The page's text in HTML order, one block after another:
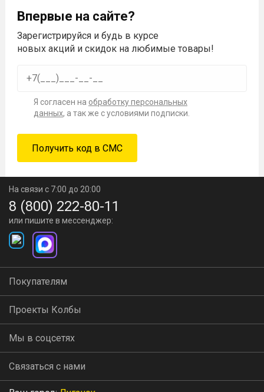
Впервые на сайте?
Зарегистрируйся и будь в курсе
новых акций и скидок на любимые товары!
Я согласен на обработку персональных
данных, а так же с условиями подписки.
На связи с 7:00 до 20:00
8 (800) 222-80-11
или пишите в мессенджер:
Покупателям
Проекты Колбы
Мы в соцсетях
Связаться с нами